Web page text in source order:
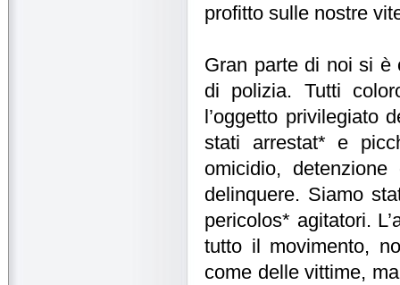
profitto sulle nostre
Gran parte di noi si è
di polizia. Tutti
l’oggetto privilegiato
stati arrestat* e
omicidio,
delinquere. Siamo
pericolos* agitatori.
tutto il movimento,
come delle vittime,